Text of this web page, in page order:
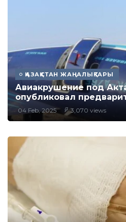
ҚАЗАҚСТАН ЖАҢАЛЫҚТАРЫ
Авиакрушение под
опубликовал
04 Feb, 2025 3,070 views